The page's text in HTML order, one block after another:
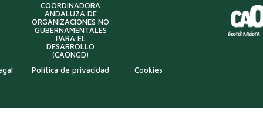
COORDINADORA
ANDALUZA DE
ORGANIZACIONES NO
GUBERNAMENTALES
PARA EL
DESARROLLO
(CAONGD)
Política de privacidad Cookies